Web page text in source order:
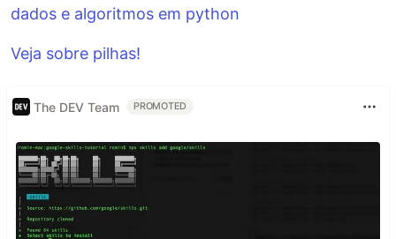
dados e algoritmos em python
Veja sobre pilhas!
The DEV Team PROMOTED